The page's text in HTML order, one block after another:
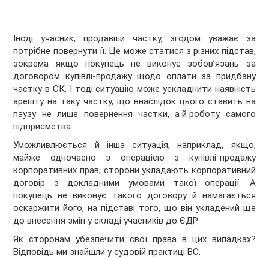
Іноді учасник, продавши частку, згодом уважає за
потрібне повернути її. Це може статися з різних підстав,
зокрема якщо покупець не виконує зобов’язань за
договором купівлі-продажу щодо оплати за придбану
частку в СК. І тоді ситуацію може ускладнити наявність
арешту на таку частку, що внаслідок цього ставить на
паузу не лише повернення частки, а й роботу самого
підприємства.
Уможливлюється й інша ситуація, наприклад, якщо,
майже одночасно з операцією з купівлі-продажу
корпоративних прав, сторони укладають корпоративний
договір з докладними умовами такої операції. А
покупець не виконує такого договору й намагається
оскаржити його, на підставі того, що він укладений ще
до внесення змін у складі учасників до ЄДР.
Як сторонам убезпечити свої права в цих випадках?
Відповідь ми знайшли у судовій практиці ВС.